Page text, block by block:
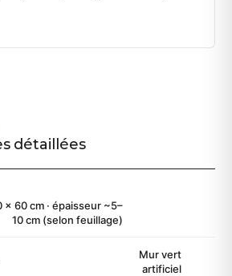
détaillées
× 60 cm · épaisseur ~5–
10 cm (selon feuillage)
Mur vert
artificiel